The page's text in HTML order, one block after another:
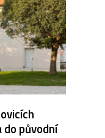
do původní